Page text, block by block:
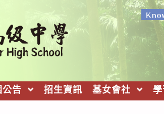
公告 招生資訊 基女會社